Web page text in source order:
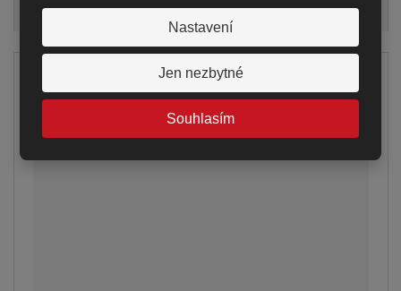
Nastavení
Jen nezbytné
Souhlasím